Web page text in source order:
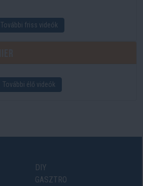
További friss videók
További élő videók
DIY
GASZTRO